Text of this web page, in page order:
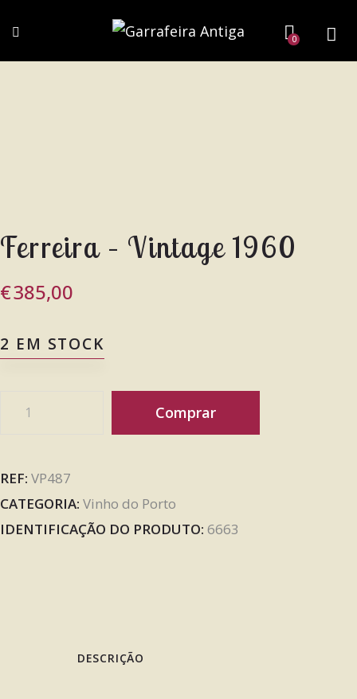
0
Ferreira – Vintage 1960
€385,00
2 EM STOCK
Comprar
REF: VP487
CATEGORIA: Vinho do Porto
IDENTIFICAÇÃO DO PRODUTO: 6663
DESCRIÇÃO